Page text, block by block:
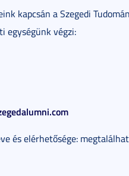
kapcsán a Szegedi
egységünk végzi:
és elérhetősége: